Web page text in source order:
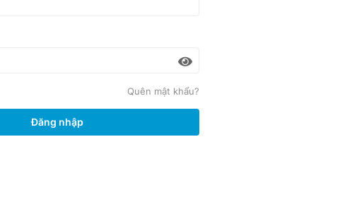
Quên mật khẩu?
Đăng nhập